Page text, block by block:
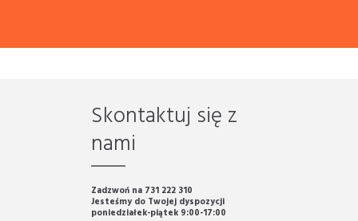
Skontaktuj się z
nami
Zadzwoń na 731 222 310
Jesteśmy do Twojej dyspozycji
poniedziałek-piątek 9:00-17:00